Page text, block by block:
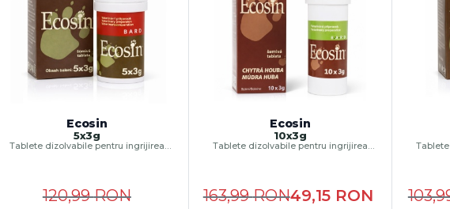
Ecosin
5x3g
Tablete dizolvabile pentru ingrijirea
120,99RON
Ecosin
10x3g
Tablete dizolvabile pentru ingrijirea
49,15 RON
163,99RON